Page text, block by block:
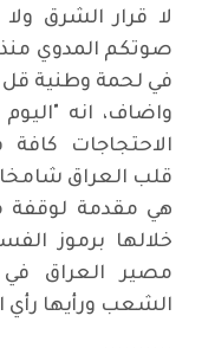
لا قرار الشرق ولا
صوتكم المدوي منذ
في لحمة وطنية قل
واضاف، انه
الاحتجاجات
قلب العراق
هي مقدمة لوقفة
خلالها برموز
مصير العراق
الشعب ورأيها